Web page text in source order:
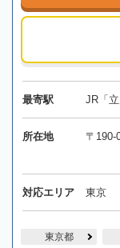
最寄駅 JR「
所在地 〒190-
対応エリア 東京
東京都